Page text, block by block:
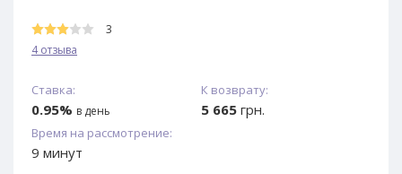
3
4 отзыва
Ставка:
0.95% в день
К возврату:
5 665 грн.
Время на рассмотрение:
9 минут